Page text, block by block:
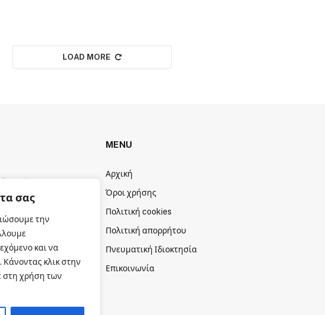
σας
την
και να
κλικ στην
στη χρήση των
LOAD MORE
MENU
Αρχική
Όροι χρήσης
Πολιτική cookies
Πολιτική απορρήτου
Πνευματική Ιδιοκτησία
Επικοινωνία